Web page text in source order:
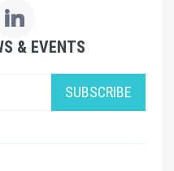
& EVENTS
SUBSCRIBE